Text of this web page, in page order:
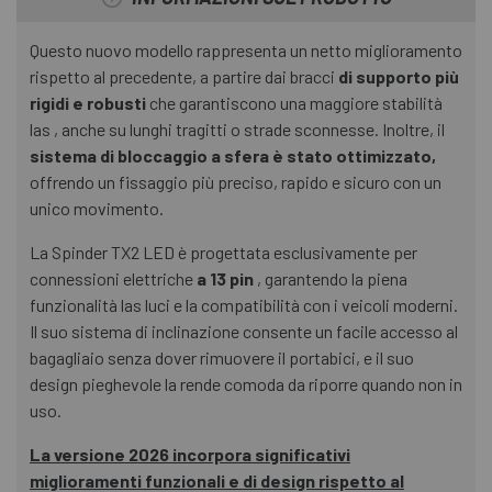
Questo nuovo modello rappresenta un netto miglioramento
rispetto al precedente, a partire dai bracci di supporto più
rigidi e robusti che garantiscono una maggiore stabilità
las , anche su lunghi tragitti o strade sconnesse. Inoltre, il
sistema di bloccaggio a sfera è stato ottimizzato,
offrendo un fissaggio più preciso, rapido e sicuro con un
unico movimento.
La Spinder TX2 LED è progettata esclusivamente per
connessioni elettriche a 13 pin , garantendo la piena
funzionalità las luci e la compatibilità con i veicoli moderni.
Il suo sistema di inclinazione consente un facile accesso al
bagagliaio senza dover rimuovere il portabici, e il suo
design pieghevole la rende comoda da riporre quando non in
uso.
La versione 2026 incorpora significativi
miglioramenti funzionali e di design rispetto al